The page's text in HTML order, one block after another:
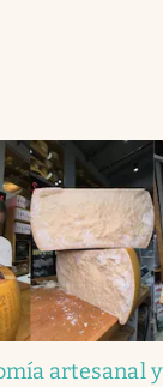
artesanal